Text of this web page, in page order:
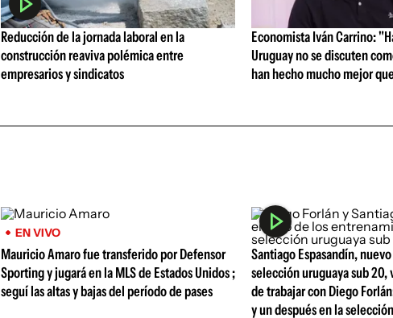
Reducción de la jornada laboral en la
construcción reaviva polémica entre
empresarios y sindicatos
Economista Iván Carrino:
Uruguay no se discuten
han hecho mucho mejor
EN VIVO
Mauricio Amaro fue transferido por Defensor
Sporting y jugará en la MLS de Estados Unidos ;
seguí las altas y bajas del período de pases
Santiago Espasandín,
selección uruguaya sub
de trabajar con Diego
y un después en la